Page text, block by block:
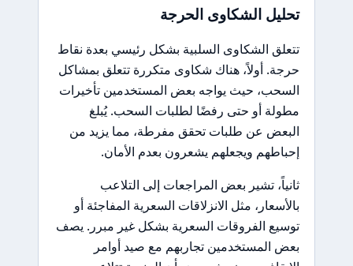
تحليل الشكاوى الحرجة
تتعلق الشكاوى السلبية بشكل رئيسي بعدة نقاط
حرجة. أولاً، هناك شكاوى متكررة تتعلق بمشاكل
السحب، حيث يواجه بعض المستخدمين تأخيرات
مطولة أو حتى رفضًا لطلبات السحب. يُبلغ
البعض عن طلبات تحقق مفرطة، مما يزيد من
إحباطهم ويجعلهم يشعرون بعدم الأمان.
ثانياً، تشير بعض المراجعات إلى التلاعب
بالأسعار، مثل الانزلاقات السعرية المفاجئة أو
توسيع الفروقات السعرية بشكل غير مبرر. يصف
بعض المستخدمين تجاربهم مع صيد أوامر